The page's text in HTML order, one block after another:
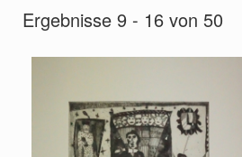
Ergebnisse 9 - 16 von 50